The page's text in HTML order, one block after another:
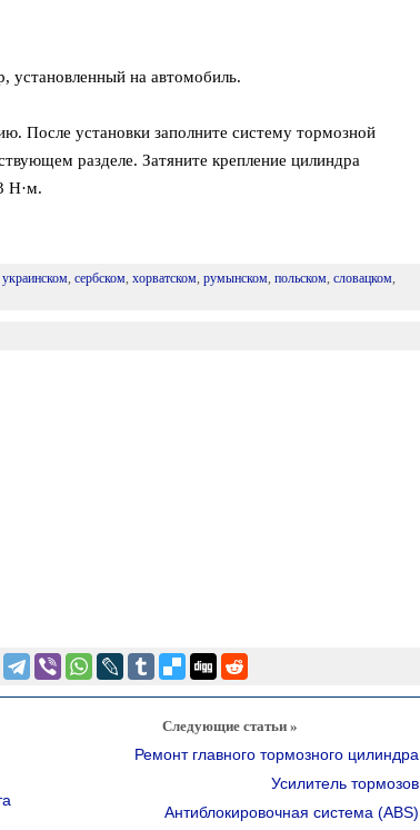
установленный на автомобиль.
После установки заполните систему тормозной
разделе. Затяните крепление цилиндра
Н·м.
украинском, сербском, хорватском, румынском, польском, словацком,
Следующие статьи »
Ремонт главного тормозного цилиндра
Усилитель тормозов
Антиблокировочная система (ABS)